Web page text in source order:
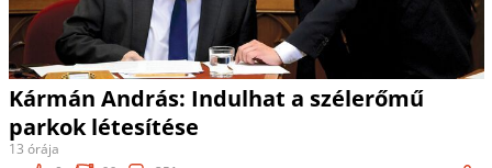
Kármán András: Indulhat a szélerőmű
parkok létesítése
13 órája